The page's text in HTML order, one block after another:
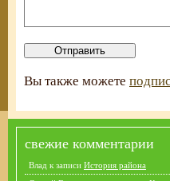
Вы также можете
свежие комментарии
Влад к записи История района